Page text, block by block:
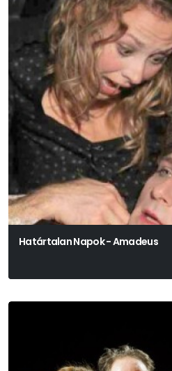
Határtalan Napok - Amadeus